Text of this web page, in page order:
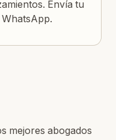
Envía tu
mejores abogados